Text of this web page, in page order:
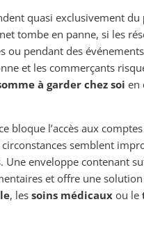
quasi exclusivement du
tombe en panne, si les
ou pendant des
et les commerçants
à garder chez soi en
bloque l’accès aux
circonstances semblent
Une enveloppe contenant
et offre une
, les soins médicaux ou le